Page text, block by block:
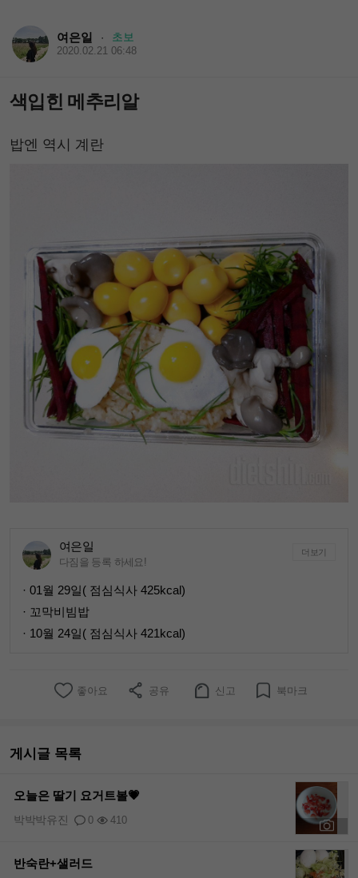
여은일 · 초보
2020.02.21 06:48
색입힌 메추리알
밥엔 역시 계란
여은일
다짐을 등록 하세요!
더보기
· 01월 29일( 점심식사 425kcal)
· 꼬막비빔밥
· 10월 24일( 점심식사 421kcal)
좋아요 공유 신고 북마크
게시글 목록
오늘은 딸기 요거트볼💗
0 410
박박박유진
반숙란+샐러드